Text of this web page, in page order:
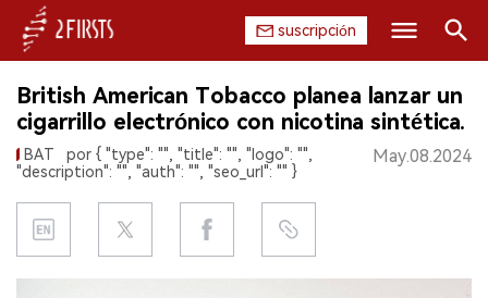
suscripción
INICIO
EMPRESA
PRODUCTO
Buscar
British American Tobacco planea lanzar un
cigarrillo electrónico con nicotina sintética.
BAT
por { "type": "", "title": "", "logo": "",
"description": "", "auth": "", "seo_url": "" }
May.08.2024